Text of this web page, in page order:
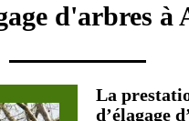
d'arbres à
La
d’élagage